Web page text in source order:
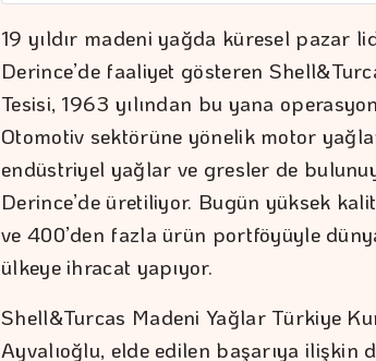
19 yıldır madeni yağda küresel pazar
Derince’de faaliyet gösteren
Tesisi, 1963 yılından bu yana
Otomotiv sektörüne yönelik motor
endüstriyel yağlar ve gresler de
Derince’de üretiliyor. Bugün yüksek
ve 400’den fazla ürün portföyüyle
ülkeye ihracat yapıyor.
Shell&Turcas Madeni Yağlar Türkiye
Ayvalıoğlu, elde edilen başarıya ilişkin